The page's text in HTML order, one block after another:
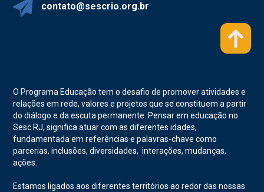
contato@sescrio.org.br
O Programa Educação tem o desafio de promover atividades e
relações em rede, valores e projetos que se constituem a partir
do diálogo e da escuta permanente. Pensar em educação no
Sesc RJ, significa atuar com as diferentes idades,
fundamentada em referências e palavras-chave como
parcerias, inclusões, diversidades, interações, mudanças,
ações.
Estamos ligados aos diferentes territórios ao redor das nossas